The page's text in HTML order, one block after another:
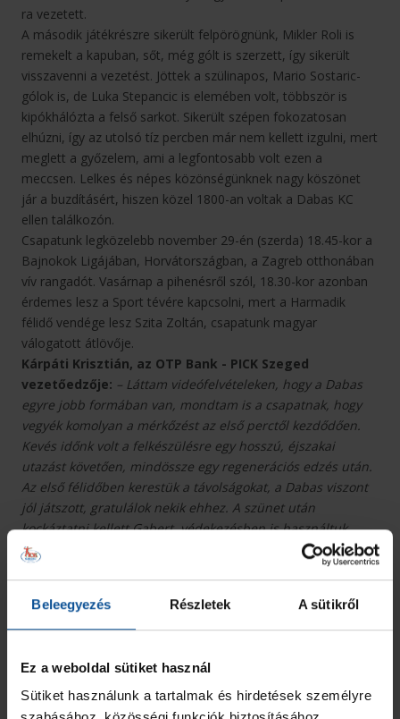
Beleegyezés Részletek A sütikről
Ez a weboldal sütiket használ
Sütiket használunk a tartalmak és hirdetések személyre
ra vezetett.
A második játékrészre sikerült felpörögnünk, Mikler Roli is
remekelt a kapuban, sőt, még gólt is szerzett, így sikerült
visszavenni a vezetést. Jöttek a szülinapos, Mario Sostaric-
gólok is, de Luka Stepancic is elemében volt, többször is
kipókhálózta a felső sarkot. Sikerült szépen fokozatosan
elhúzni, így az utolsó tíz percben már nem kellett izgulni, mert
meglett a győzelem, ami a legfontosabb volt ezen a
meccsen. Lelkes és népes közönségünknek nagy köszönet
jár a buzdításért, hiszen közel 1800-an voltak a Dabas KC
ellen találkozón.
Csapatunk legközelebb november 29-én (szerda) 18.45-kor a
Bajnokok Ligájában, Horvátországban, a Zagreb otthonában
vív rangadót. Vasárnap a pihenésről szól, 18.30-kor azonban
érdemes lesz a Sport tévére kapcsolni, mert a Harmadik
félidő vendége lesz Szita Zoltán, csapatunk magyar
válogatott átlövője.
Kárpáti Krisztián, az OTP Bank - PICK Szeged
vezetőedzője: – Láttam videófelvételeken, hogy a Dabas
egyre jobb formában van, mondtam is a csapatnak, hogy
vegyék komolyan a mérkőzést az első perctől kezdődően.
Kevés időnk volt a felkészülésre egy hosszú, éjszakai
utazást követően, mindössze egy regenerációs edzés után.
Az első félidőben kerestük a távolságokat, a Dabas viszont
jól játszott, gratulálok nekik ehhez. A szünet után
kockáztatni kellett Gabert, védekezésben is használtuk
kisebb sérüléssel. Úgy éreztem, muszáj. Mikler is fontos
labdákat védett, de a mutatott játékunk védekezésben